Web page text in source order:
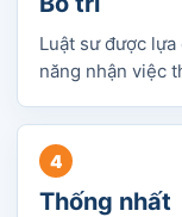
Luật sư được
năng nhận việc
Thống nhất